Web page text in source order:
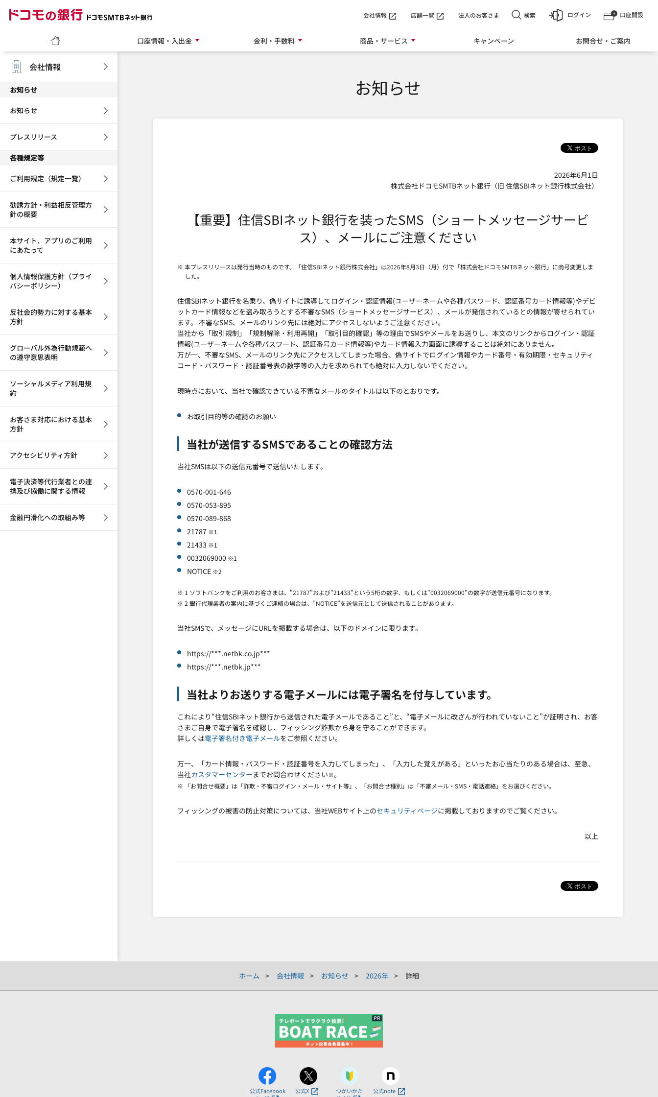
口座開設
ログイン
口座情報・入出金 金利・手数料 商品・サービス キャンペーン お問合せ・ご案内
会社情報 店舗一覧 法人のお客さま 検索
お知らせ
2026年6月1日
株式会社ドコモSMTBネット銀行（旧 住信SBIネット銀行株式会社）
【重要】住信SBIネット銀行を装ったSMS（ショートメッセージサービ
ス）、メールにご注意ください
※ 本プレスリリースは発行当時のものです。「住信SBIネット銀行株式会社」は2026年8月3日（月）付で「株式会社ドコモSMTBネット銀行」に商号変更しま
した。
住信SBIネット銀行を名乗り、偽サイトに誘導してログイン・認証情報(ユーザーネームや各種パスワード、認証番号カード情報等)やデビ
ットカード情報などを盗み取ろうとする不審なSMS（ショートメッセージサービス）、メールが発信されているとの情報が寄せられてい
ます。 不審なSMS、メールのリンク先には絶対にアクセスしないようご注意ください。
当社から「取引規制」「規制解除・利用再開」「取引目的確認」等の理由でSMSやメールをお送りし、本文のリンクからログイン・認証
情報(ユーザーネームや各種パスワード、認証番号カード情報等)やカード情報入力画面に誘導することは絶対にありません。
万が一、不審なSMS、メールのリンク先にアクセスしてしまった場合、偽サイトでログイン情報やカード番号・有効期限・セキュリティ
コード・パスワード・認証番号表の数字等の入力を求められても絶対に入力しないでください。
現時点において、当社で確認できている不審なメールのタイトルは以下のとおりです。
お取引目的等の確認のお願い
当社が送信するSMSであることの確認方法
当社SMSは以下の送信元番号で送信いたします。
0570-001-646
0570-053-895
0570-089-868
21787 ※1
21433 ※1
0032069000 ※1
NOTICE ※2
※ 1 ソフトバンクをご利用のお客さまは、"21787"および"21433"という5桁の数字、もしくは"0032069000"の数字が送信元番号になります。
※ 2 銀行代理業者の案内に基づくご連絡の場合は、”NOTICE”を送信元として送信されることがあります。
当社SMSで、メッセージにURLを掲載する場合は、以下のドメインに限ります。
https://***.netbk.co.jp***
https://***.netbk.jp***
当社よりお送りする電子メールには電子署名を付与しています。
これにより“住信SBIネット銀行から送信された電子メールであること”と、“電子メールに改ざんが行われていないこと”が証明され、お客
さまご自身で電子署名を確認し、フィッシング詐欺から身を守ることができます。
詳しくは電子署名付き電子メールをご参照ください。
万一、「カード情報・パスワード・認証番号を入力してしまった」、「入力した覚えがある」といったお心当たりのある場合は、至急、
当社カスタマーセンターまでお問合わせください※。
※ 「お問合せ概要」は「詐欺・不審ログイン・メール・サイト等」、「お問合せ種別」は「不審メール・SMS・電話連絡」をお選びください。
フィッシングの被害の防止対策については、当社WEBサイト上のセキュリティページに掲載しておりますのでご覧ください。
以上
会社情報
お知らせ
お知らせ
プレスリリース
各種規定等
ご利用規定（規定一覧）
勧誘方針・利益相反管理方
針の概要
本サイト、アプリのご利用
にあたって
個人情報保護方針（プライ
バシーポリシー）
反社会的勢力に対する基本
方針
グローバル外為行動規範へ
の遵守意思表明
ソーシャルメディア利用規
約
お客さま対応における基本
方針
アクセシビリティ方針
電子決済等代行業者との連
携及び協働に関する情報
金融円滑化への取組み等
ホーム 会社情報 お知らせ 2026年 詳細
公式Facebook
公式X
つかいかた
公式note